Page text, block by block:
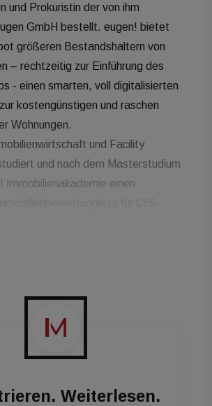
und Prokuristin der von ihm
GmbH bestellt. eugen! bietet
größeren Bestandshaltern von
– rechtzeitig zur Einführung des
- einen smarten, voll digitalisierten
kostengünstigen und raschen
Wohnungen.
und Facility
und nach dem Masterstudium
Immobilienakademie einen
Digitalisierungsprojekte,
aber vor allem für das neue
der Zukunft“
Weiterlesen.